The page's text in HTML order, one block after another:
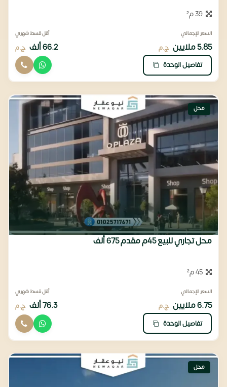
السعر الإجمالي
5.85 ملايين ج.م
أقل قسط شهري
66.2 ألف ج.م
تفاصيل الوحدة
محل
محل تجاري للبيع 45م مقدم 675 ألف
السعر الإجمالي
6.75 ملايين ج.م
أقل قسط شهري
76.3 ألف ج.م
تفاصيل الوحدة
محل